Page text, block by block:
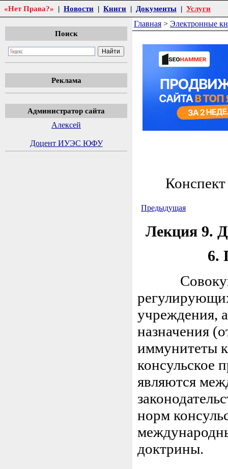
«Нет Права?» | Новости | Книги | Документы | Услуги
Поиск
Реклама
Администратор сайта
Алексей
Доцент ИУЭС ЮФУ
Главная > Электронные
Предыдущая
Лекция 9.
6.
учреждения,
назначения
иммунитеты
консульское
являются
норм
доктрины.